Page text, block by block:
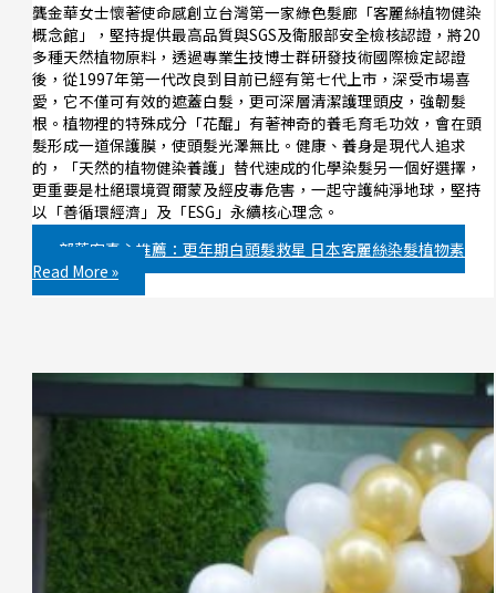
龔金華女士懷著使命感創立台灣第一家綠色髮廊「客麗絲植物健染
概念館」，堅持提供最高品質與SGS及衛服部安全檢核認證，將20
多種天然植物原料，透過專業生技博士群研發技術國際檢定認證
後，從1997年第一代改良到目前已經有第七代上市，深受市場喜
愛，它不僅可有效的遮蓋白髮，更可深層清潔護理頭皮，強韌髮
根。植物裡的特殊成分「花醌」有著神奇的養毛育毛功效，會在頭
髮形成一道保護膜，使頭髮光澤無比。健康、養身是現代人追求
的，「天然的植物健染養護」替代速成的化學染髮另一個好選擇，
更重要是杜絕環境賀爾蒙及經皮毒危害，一起守護純淨地球，堅持
以「善循環經濟」及「ESG」永續核心理念。
部落客真心推薦：更年期白頭髮救星 日本客麗絲染髮植物素
Read More »